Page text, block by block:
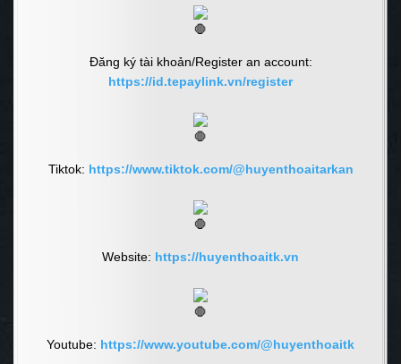
Đăng ký tài khoản/Register an account:
https://id.tepaylink.vn/register
Tiktok: https://www.tiktok.com/@huyenthoaitarkan
Website: https://huyenthoaitk.vn
Youtube: https://www.youtube.com/@huyenthoaitk